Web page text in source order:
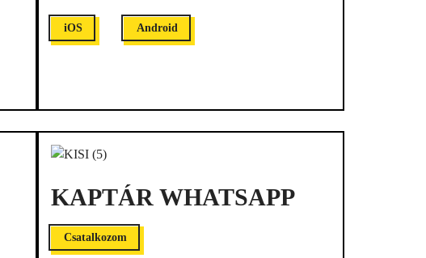
iOS Android
KAPTÁR WHATSAPP
Csatalkozom